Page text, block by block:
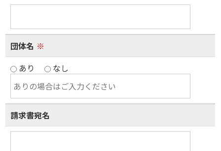
団体名 ※
あり
なし
請求書宛名